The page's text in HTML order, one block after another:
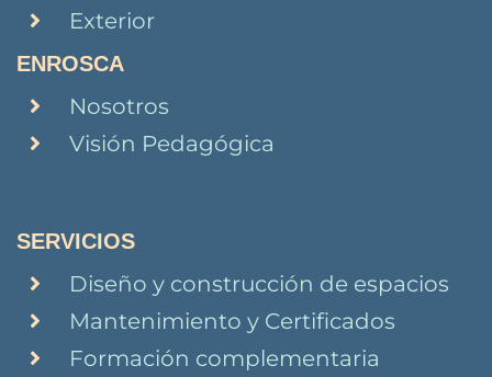
Exterior
ENROSCA
Nosotros
Visión Pedagógica
SERVICIOS
Diseño y construcción de espacios
Mantenimiento y Certificados
Formación complementaria